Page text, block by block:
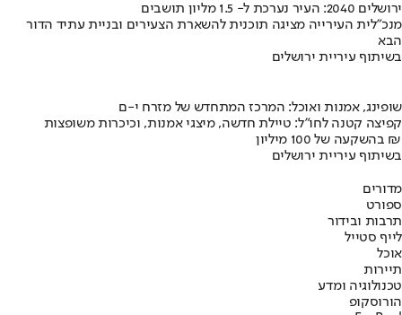
ירושלים 2040: העיר נערכת ל- 1.5 מליון תושבים
מנכ"לית העירייה מציגה תוכנית להשארת הצעירים ובניית עתיד הדור
הבא
בשיתוף עיריית ירושלים
שופינג, אמנות ואוכל: המרכז המתחדש של מזרח י-ם
קפיצה קטנה לחו"ל: טיילת חדשה, מיצגי אמנות, וכיכרות משופצות
בהשקעה של 100 מיליון ₪
בשיתוף עיריית ירושלים
מדורים
ספורט
תרבות ובידור
לייף סטייל
אוכל
תיירות
טכנולוגיה ומדע
הורוסקופ